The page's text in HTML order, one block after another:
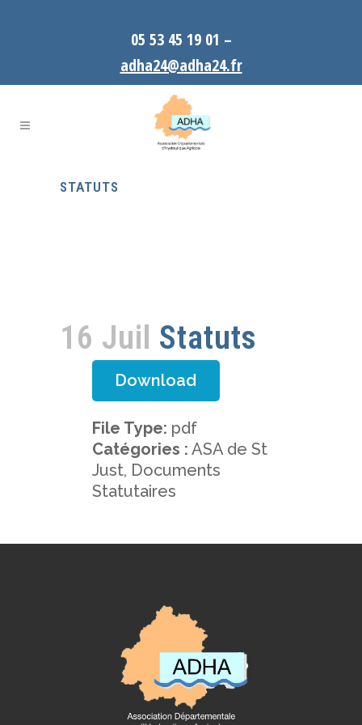
05 53 45 19 01 –
adha24@adha24.fr
STATUTS
16 Juil Statuts
Download
File Type: pdf
Catégories : ASA de St
Just, Documents
Statutaires